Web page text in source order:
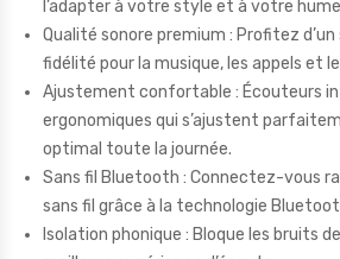
l’adapter à votre style et à votre
Qualité sonore premium : Profitez
fidélité pour la musique, les appels et
Ajustement confortable : Écouteurs
ergonomiques qui s’ajustent
optimal toute la journée.
Sans fil Bluetooth : Connectez-vous
sans fil grâce à la technologie
Isolation phonique : Bloque les bruits